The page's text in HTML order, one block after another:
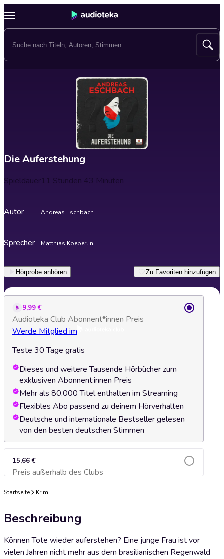
Die Auferstehung
Spieldauer11 Stunden 43 Minuten
Autor Andreas Eschbach
Sprecher Matthias Koeberlin
Hörprobe anhören Zu Favoriten hinzufügen
9,99 €
Audioteka Club Abonnent*innen Preis
Werde Mitglied im
Teste 30 Tage gratis
Dieses und weitere Tausende Hörbücher zum
exklusiven Abonnent:innen Preis
Mehr als 80.000 Titel enthalten im Streaming
Flexibles Abo passend zu deinem Hörverhalten
Deutsche und internationale Bestseller gelesen
von den besten deutschen Stimmen
15,66 €
Preis außerhalb des ClubsZum Warenkorb hinzufügen
Startseite Krimi
Beschreibung
Können Tote wieder auferstehen? Eine junge Frau ist vor
vielen Jahren nicht mehr aus dem brasilianischen Regenwald